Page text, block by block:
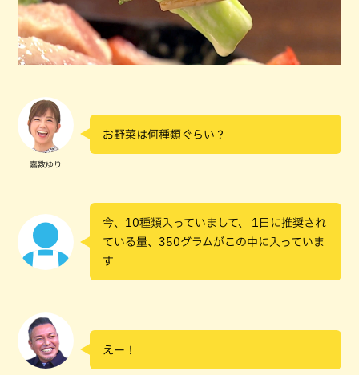
嘉数ゆり
お野菜は何種類ぐらい？
今、10種類入っていまして、 1日に推奨され
ている量、350グラムがこの中に入っていま
す
えー！